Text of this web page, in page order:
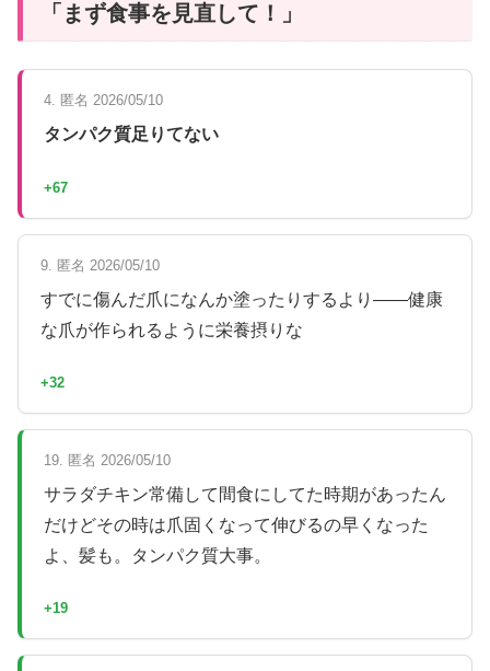
「まず食事を見直して！」
4. 匿名 2026/05/10
タンパク質足りてない
+67
9. 匿名 2026/05/10
すでに傷んだ爪になんか塗ったりするより——健康
な爪が作られるように栄養摂りな
+32
19. 匿名 2026/05/10
サラダチキン常備して間食にしてた時期があったん
だけどその時は爪固くなって伸びるの早くなった
よ、髪も。タンパク質大事。
+19